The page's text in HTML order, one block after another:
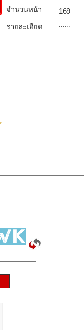
จำนวนหน้า
169
รายละเอียด
......